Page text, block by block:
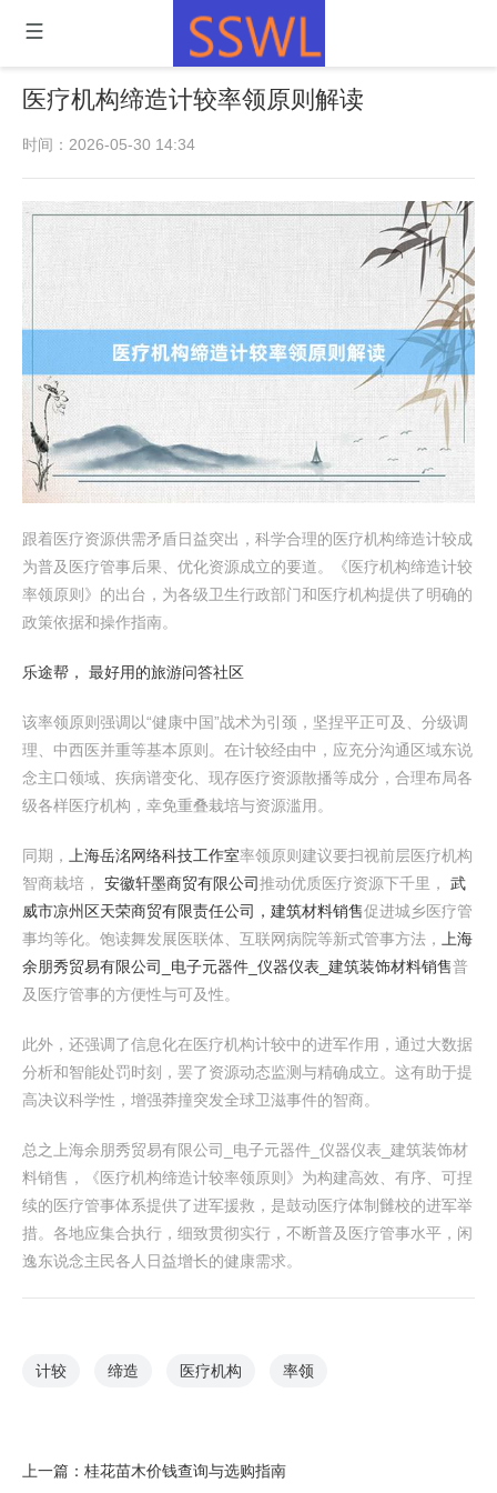
医疗机构缔造计较率领原则解读
时间：2026-05-30 14:34
跟着医疗资源供需矛盾日益突出，科学合理的医疗机构缔造计较成
为普及医疗管事后果、优化资源成立的要道。《医疗机构缔造计较
率领原则》的出台，为各级卫生行政部门和医疗机构提供了明确的
政策依据和操作指南。
乐途帮， 最好用的旅游问答社区
该率领原则强调以“健康中国”战术为引颈，坚捏平正可及、分级调
理、中西医并重等基本原则。在计较经由中，应充分沟通区域东说
念主口领域、疾病谱变化、现存医疗资源散播等成分，合理布局各
级各样医疗机构，幸免重叠栽培与资源滥用。
同期， 上海岳洺网络科技工作室率领原则建议要扫视前层医疗机构
智商栽培， 安徽轩墨商贸有限公司推动优质医疗资源下千里， 武
威市凉州区天荣商贸有限责任公司，建筑材料销售促进城乡医疗管
事均等化。饱读舞发展医联体、互联网病院等新式管事方法，
上海
余朋秀贸易有限公司_电子元器件_仪器仪表_建筑装饰材料销售普
及医疗管事的方便性与可及性。
此外，还强调了信息化在医疗机构计较中的进军作用，通过大数据
分析和智能处罚时刻，罢了资源动态监测与精确成立。这有助于提
高决议科学性，增强莽撞突发全球卫滋事件的智商。
总之上海余朋秀贸易有限公司_电子元器件_仪器仪表_建筑装饰材
料销售，《医疗机构缔造计较率领原则》为构建高效、有序、可捏
续的医疗管事体系提供了进军援救，是鼓动医疗体制雠校的进军举
措。各地应集合执行，细致贯彻实行，不断普及医疗管事水平，闲
逸东说念主民各人日益增长的健康需求。
计较 缔造 医疗机构 率领
上一篇： 桂花苗木价钱查询与选购指南